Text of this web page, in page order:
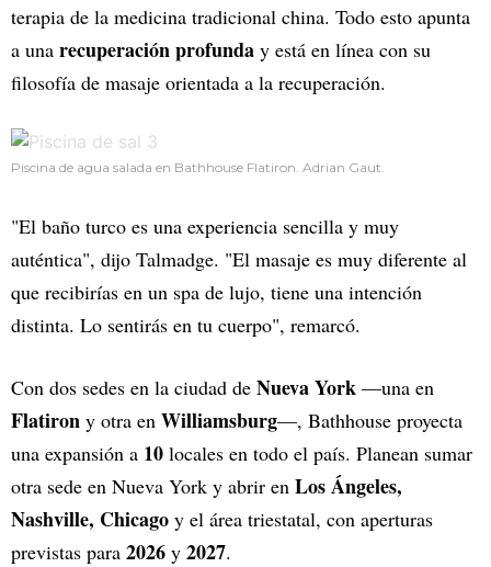
terapia de la medicina tradicional china. Todo esto apunta
a una recuperación profunda y está en línea con su
filosofía de masaje orientada a la recuperación.
Piscina de agua salada en Bathhouse Flatiron. Adrian Gaut.
"El baño turco es una experiencia sencilla y muy
auténtica", dijo Talmadge. "El masaje es muy diferente al
que recibirías en un spa de lujo, tiene una intención
distinta. Lo sentirás en tu cuerpo", remarcó.
Con dos sedes en la ciudad de Nueva York —una en
Flatiron y otra en Williamsburg—, Bathhouse proyecta
una expansión a 10 locales en todo el país. Planean sumar
otra sede en Nueva York y abrir en Los Ángeles,
Nashville, Chicago y el área triestatal, con aperturas
previstas para 2026 y 2027.